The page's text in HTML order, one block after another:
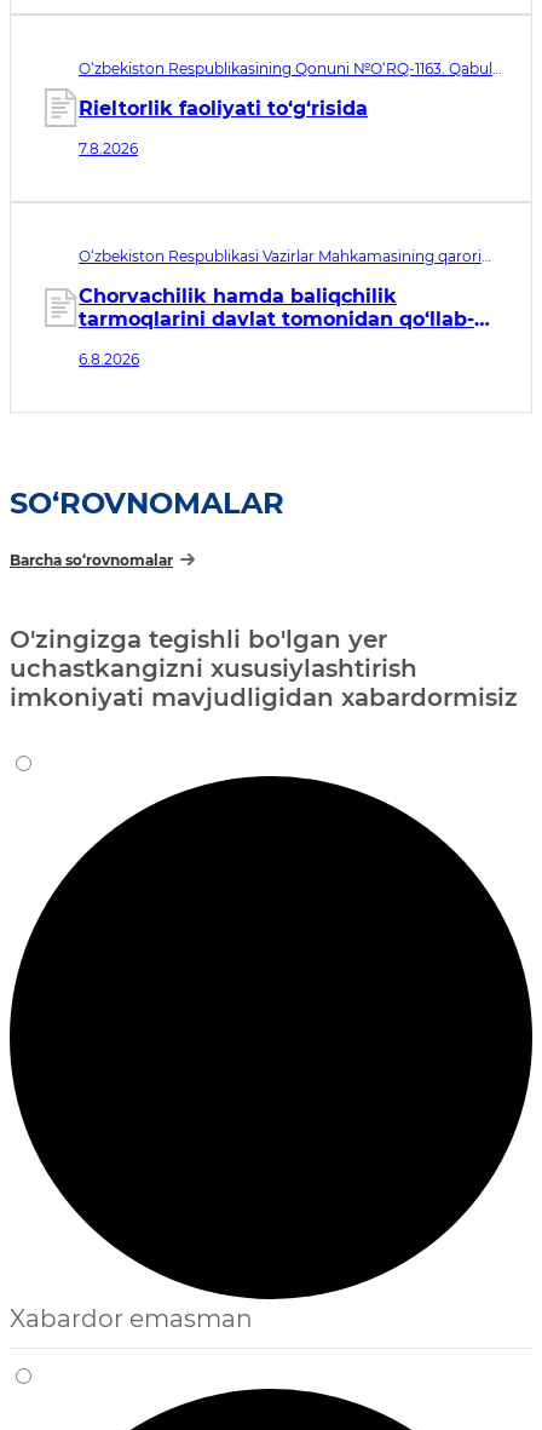
O‘zbekiston Respublikasining Qonuni №O‘RQ-1163. Qabul
Rieltorlik faoliyati to‘g‘risida
7.8.2026
O‘zbekiston Respublikasi Vazirlar Mahkamasining qarori
sanasi 07.08.2026
Chorvachilik hamda baliqchilik
tarmoqlarini davlat tomonidan qo‘llab-
tadbirlari to‘g‘risida
6.8.2026
SO‘ROVNOMALAR
Barcha so‘rovnomalar
O'zingizga tegishli bo'lgan yer
uchastkangizni xususiylashtirish
imkoniyati mavjudligidan xabardormisiz
Xabardor emasman